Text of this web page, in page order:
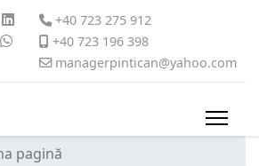
+40 723 275 912
+40 723 196 398
managerpintican@yahoo.com
pagină